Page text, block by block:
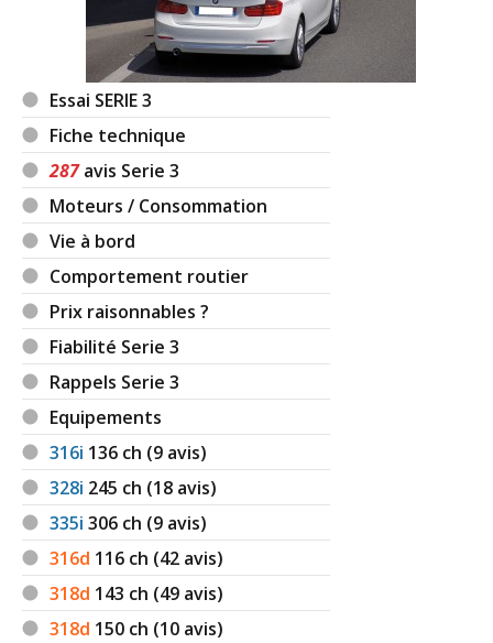
Essai SERIE 3
Fiche technique
287avis Serie 3
Moteurs / Consommation
Vie à bord
Comportement routier
Prix raisonnables ?
Fiabilité Serie 3
Rappels Serie 3
Equipements
316i 136 ch (9 avis)
328i 245 ch (18 avis)
335i 306 ch (9 avis)
316d 116 ch (42 avis)
318d 143 ch (49 avis)
318d 150 ch (10 avis)